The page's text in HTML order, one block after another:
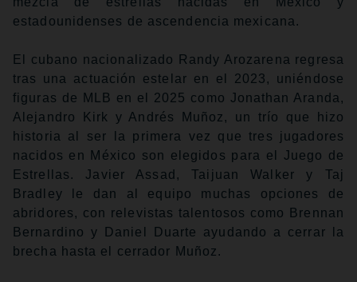
estadounidenses de ascendencia mexicana.
El cubano nacionalizado Randy Arozarena regresa
tras una actuación estelar en el 2023, uniéndose
figuras de MLB en el 2025 como Jonathan Aranda,
Alejandro Kirk y Andrés Muñoz, un trío que hizo
historia al ser la primera vez que tres jugadores
nacidos en México son elegidos para el Juego de
Estrellas. Javier Assad, Taijuan Walker y Taj
Bradley le dan al equipo muchas opciones de
abridores, con relevistas talentosos como Brennan
Bernardino y Daniel Duarte ayudando a cerrar la
brecha hasta el cerrador Muñoz.